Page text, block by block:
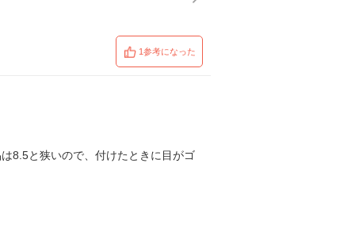
1参考になった
8.5と狭いので、付けたときに目がゴ